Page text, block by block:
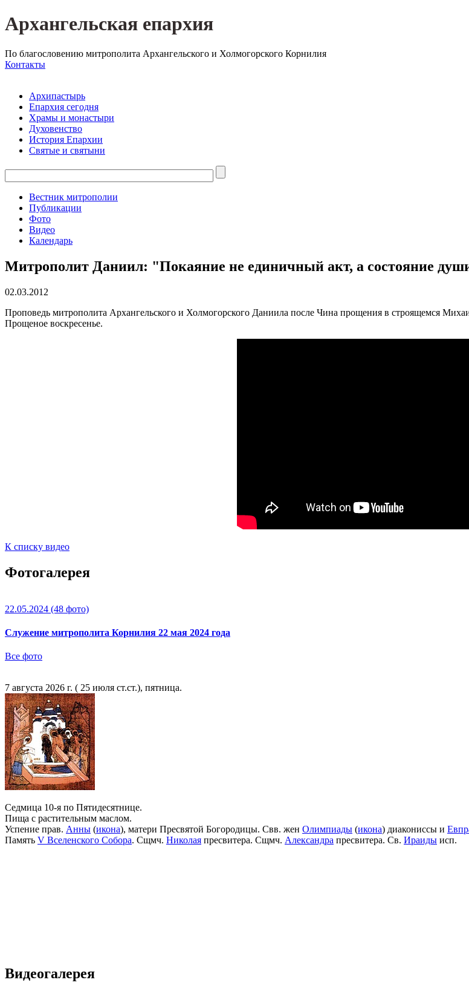
Архангельская епархия
По благословению митрополита Архангельского и Холмогорского Корнилия
Контакты
Архипастырь
Епархия сегодня
Храмы и монастыри
Духовенство
История Епархии
Святые и святыни
Вестник митрополии
Публикации
Фото
Видео
Календарь
Митрополит Даниил: "Покаяние не единичный акт, а состояние
02.03.2012
Проповедь митрополита Архангельского и Холмогорского Даниила после Чина прощения в строящемся
Прощеное воскресенье.
К списку видео
Фотогалерея
22.05.2024 (48 фото)
Служение митрополита Корнилия 22 мая 2024 года
Все фото
7 августа 2026 г. ( 25 июля ст.ст.), пятница.
Седмица 10-я по Пятидесятнице.
Пища с растительным маслом.
Успение прав. Анны (икона), матери Пресвятой Богородицы. Свв. жен Олимпиады (икона) диакониссы и
Память V Вселенского Собора. Сщмч. Николая пресвитера. Сщмч. Александра пресвитера. Св. Ираиды исп.
Видеогалерея